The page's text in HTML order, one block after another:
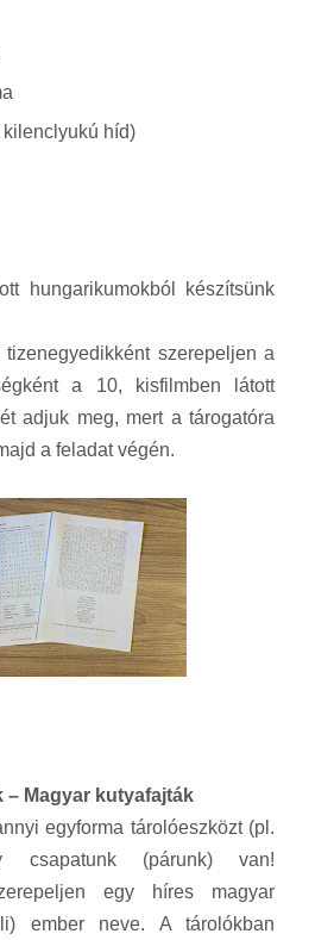
kilenclyukú híd)
hungarikumokból készítsünk
szerepeljen a
a 10, kisfilmben látott
adjuk meg, mert a tárogatóra
a feladat végén.
– Magyar kutyafajták
egyforma tárolóeszközt (pl.
csapatunk (párunk) van!
egy híres magyar
ember neve. A tárolókban